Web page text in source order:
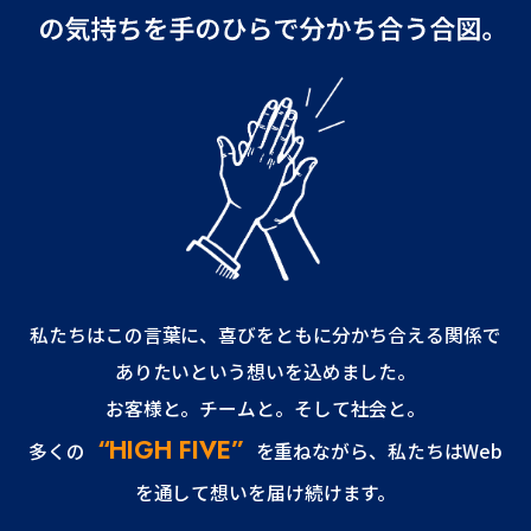
私たちはこの言葉に、喜びをともに分かち合える関係で
ありたいという想いを込めました。
お客様と。チームと。そして社会と。
多くの “HIGH FIVE” を重ねながら、私たちはWeb
を通して想いを届け続けます。